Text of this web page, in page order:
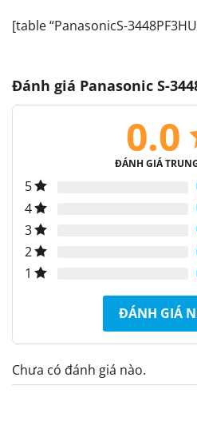
[table “PanasonicS-
Đánh giá Panasonic S-
0.0
ĐÁNH GIÁ
5
4
3
2
1
ĐÁNH GIÁ
Chưa có đánh giá nào.